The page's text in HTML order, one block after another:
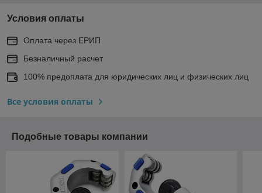
Условия оплаты
Оплата через ЕРИП
Безналичный расчет
100% предоплата для юридических лиц и физических лиц
Все условия оплаты
Подобные товары компании